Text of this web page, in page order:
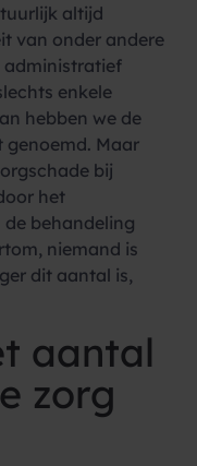
altijd
van onder andere
administratief
enkele
hebben we de
genoemd. Maar
bij
het
behandeling
niemand is
dit aantal is,
aantal
zorg